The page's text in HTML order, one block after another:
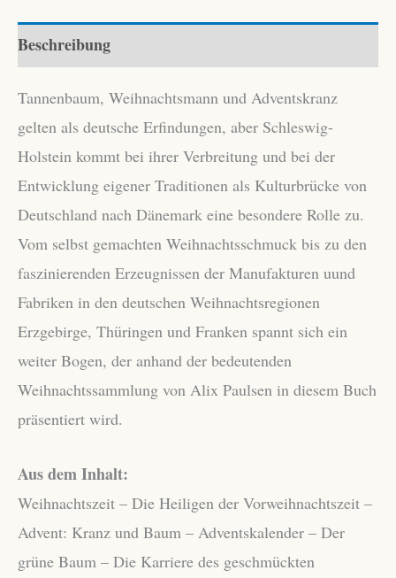
die
liebe
Weihnachtszeit
Menge
Beschreibung
Tannenbaum, Weihnachtsmann und Adventskranz
gelten als deutsche Erfindungen, aber Schleswig-
Holstein kommt bei ihrer Verbreitung und bei der
Entwicklung eigener Traditionen als Kulturbrücke von
Deutschland nach Dänemark eine besondere Rolle zu.
Vom selbst gemachten Weihnachtsschmuck bis zu den
faszinierenden Erzeugnissen der Manufakturen uund
Fabriken in den deutschen Weihnachtsregionen
Erzgebirge, Thüringen und Franken spannt sich ein
weiter Bogen, der anhand der bedeutenden
Weihnachtssammlung von Alix Paulsen in diesem Buch
präsentiert wird.
Aus dem Inhalt:
Weihnachtszeit – Die Heiligen der Vorweihnachtszeit –
Advent: Kranz und Baum – Adventskalender – Der
grüne Baum – Die Karriere des geschmückten